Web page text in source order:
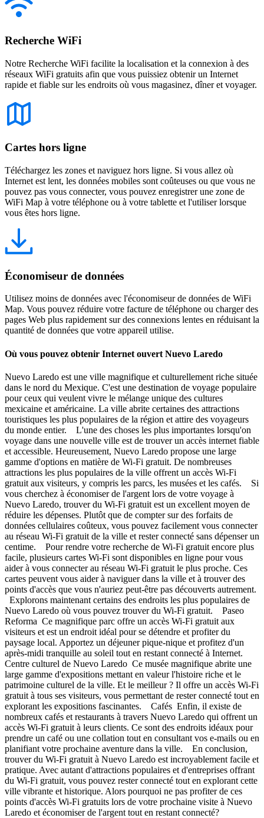
Recherche WiFi
Notre Recherche WiFi facilite la localisation et la connexion à des
réseaux WiFi gratuits afin que vous puissiez obtenir un Internet
rapide et fiable sur les endroits où vous magasinez, dîner et voyager.
Cartes hors ligne
Téléchargez les zones et naviguez hors ligne. Si vous allez où
Internet est lent, les données mobiles sont coûteuses ou que vous ne
pouvez pas vous connecter, vous pouvez enregistrer une zone de
WiFi Map à votre téléphone ou à votre tablette et l'utiliser lorsque
vous êtes hors ligne.
Économiseur de données
Utilisez moins de données avec l'économiseur de données de WiFi
Map. Vous pouvez réduire votre facture de téléphone ou charger des
pages Web plus rapidement sur des connexions lentes en réduisant la
quantité de données que votre appareil utilise.
Où vous pouvez obtenir Internet ouvert Nuevo Laredo
Nuevo Laredo est une ville magnifique et culturellement riche située
dans le nord du Mexique. C'est une destination de voyage populaire
pour ceux qui veulent vivre le mélange unique des cultures
mexicaine et américaine. La ville abrite certaines des attractions
touristiques les plus populaires de la région et attire des voyageurs
du monde entier. L'une des choses les plus importantes lorsqu'on
voyage dans une nouvelle ville est de trouver un accès internet fiable
et accessible. Heureusement, Nuevo Laredo propose une large
gamme d'options en matière de Wi-Fi gratuit. De nombreuses
attractions les plus populaires de la ville offrent un accès Wi-Fi
gratuit aux visiteurs, y compris les parcs, les musées et les cafés. Si
vous cherchez à économiser de l'argent lors de votre voyage à
Nuevo Laredo, trouver du Wi-Fi gratuit est un excellent moyen de
réduire les dépenses. Plutôt que de compter sur des forfaits de
données cellulaires coûteux, vous pouvez facilement vous connecter
au réseau Wi-Fi gratuit de la ville et rester connecté sans dépenser un
centime. Pour rendre votre recherche de Wi-Fi gratuit encore plus
facile, plusieurs cartes Wi-Fi sont disponibles en ligne pour vous
aider à vous connecter au réseau Wi-Fi gratuit le plus proche. Ces
cartes peuvent vous aider à naviguer dans la ville et à trouver des
points d'accès que vous n'auriez peut-être pas découverts autrement.
Explorons maintenant certains des endroits les plus populaires de
Nuevo Laredo où vous pouvez trouver du Wi-Fi gratuit. Paseo
Reforma Ce magnifique parc offre un accès Wi-Fi gratuit aux
visiteurs et est un endroit idéal pour se détendre et profiter du
paysage local. Apportez un déjeuner pique-nique et profitez d'un
après-midi tranquille au soleil tout en restant connecté à Internet.
Centre culturel de Nuevo Laredo Ce musée magnifique abrite une
large gamme d'expositions mettant en valeur l'histoire riche et le
patrimoine culturel de la ville. Et le meilleur ? Il offre un accès Wi-Fi
gratuit à tous ses visiteurs, vous permettant de rester connecté tout en
explorant les expositions fascinantes. Cafés Enfin, il existe de
nombreux cafés et restaurants à travers Nuevo Laredo qui offrent un
accès Wi-Fi gratuit à leurs clients. Ce sont des endroits idéaux pour
prendre un café ou une collation tout en consultant vos e-mails ou en
planifiant votre prochaine aventure dans la ville. En conclusion,
trouver du Wi-Fi gratuit à Nuevo Laredo est incroyablement facile et
pratique. Avec autant d'attractions populaires et d'entreprises offrant
du Wi-Fi gratuit, vous pouvez rester connecté tout en explorant cette
ville vibrante et historique. Alors pourquoi ne pas profiter de ces
points d'accès Wi-Fi gratuits lors de votre prochaine visite à Nuevo
Laredo et économiser de l'argent tout en restant connecté?